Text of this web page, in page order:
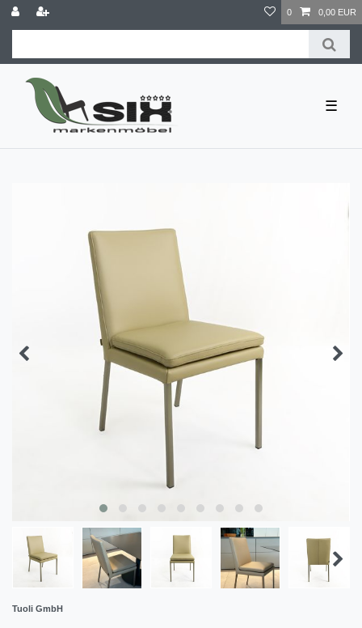
0 0,00 EUR
☰
Tuoli GmbH